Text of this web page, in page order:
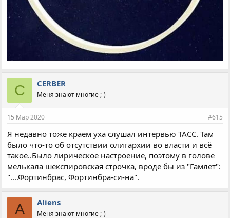
C CERBER
Меня знают многие ;-)
15 Мар 2020 #615
Я недавно тоже краем уха слушал интервью ТАСС. Там
было что-то об отсутствии олигархии во власти и всё
такое..Было лирическое настроение, поэтому в голове
мелькала шекспировская строчка, вроде бы из "Гамлет":
"....Фортинбрас, Фортинбра-си-на".
A Aliens
Меня знают многие ;-)